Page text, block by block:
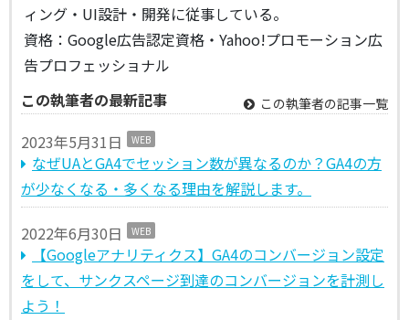
ィング・UI設計・開発に従事している。
資格：Google広告認定資格・Yahoo!プロモーション広
告プロフェッショナル
この執筆者の最新記事
この執筆者の記事一覧
2023年5月31日 WEB
なぜUAとGA4でセッション数が異なるのか？GA4の方
が少なくなる・多くなる理由を解説します。
2022年6月30日 WEB
【Googleアナリティクス】GA4のコンバージョン設定
をして、サンクスページ到達のコンバージョンを計測し
よう！